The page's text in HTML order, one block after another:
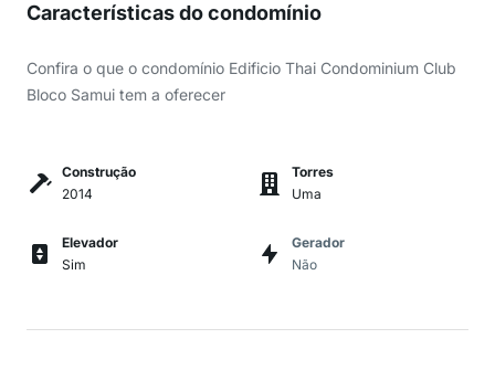
Características do condomínio
Confira o que o condomínio Edificio Thai Condominium Club
Bloco Samui tem a oferecer
Construção
2014
Torres
Uma
Elevador
Sim
Gerador
Não